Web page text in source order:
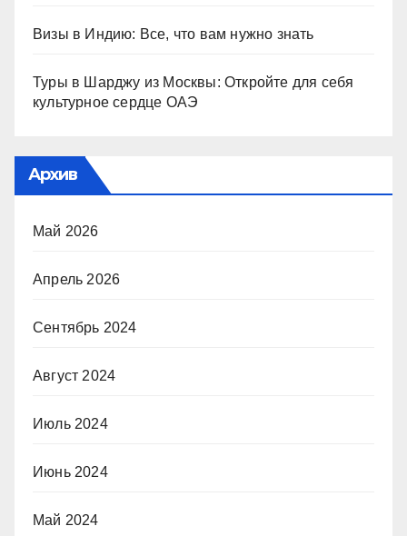
Визы в Индию: Все, что вам нужно знать
Туры в Шарджу из Москвы: Откройте для себя
культурное сердце ОАЭ
Архив
Май 2026
Апрель 2026
Сентябрь 2024
Август 2024
Июль 2024
Июнь 2024
Май 2024